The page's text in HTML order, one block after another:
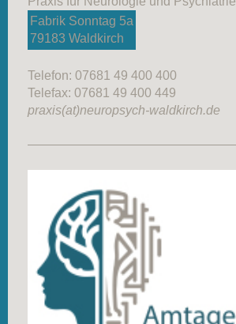
Fabrik Sonntag 5a
79183 Waldkirch
Telefon: 07681 49 400 400
Telefax: 07681 49 400 449
praxis(at)neuropsych-waldkirch.de